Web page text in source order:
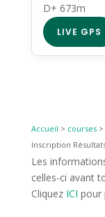
D+ 673m
LIVE GPS
Accueil > courses>
Inscription
Les
celles-ci avant
Cliquez ICI pour